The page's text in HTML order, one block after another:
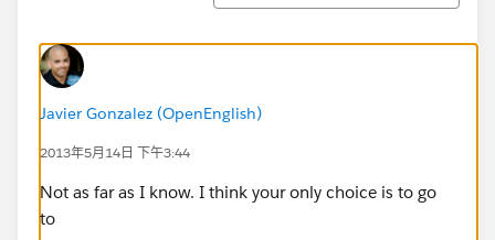
Javier Gonzalez (OpenEnglish)
2013年5月14日 下午3:44
Not as far as I know. I think your only choice is to go
to